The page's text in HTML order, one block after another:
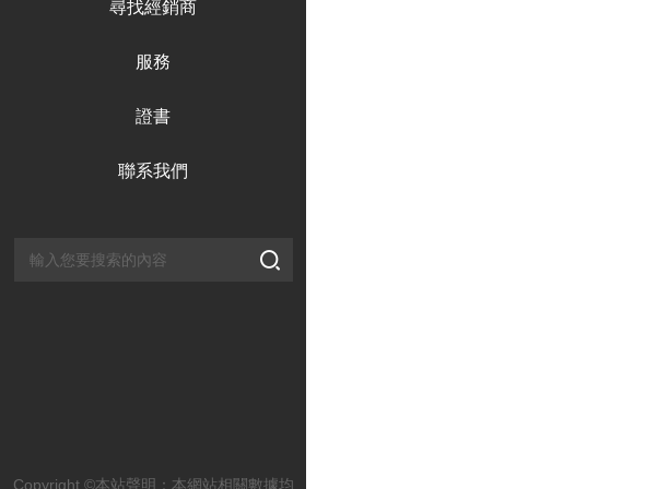
尋找經銷商
服務
證書
聯系我們
Copyright ©本站聲明：本網站相關數據均